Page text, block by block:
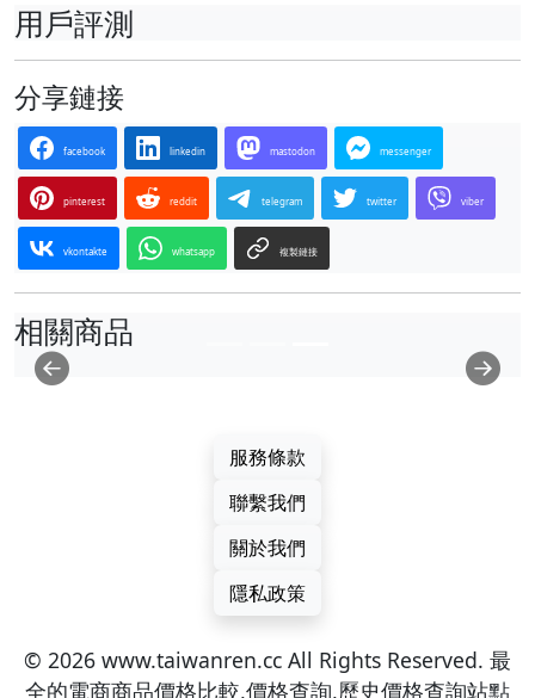
用戶評測
分享鏈接
facebook linkedin mastodon messenger
pinterest reddit telegram twitter viber
vkontakte whatsapp 複製鏈接
相關商品
Previous
服務條款
聯繫我們
關於我們
隱私政策
© 2026 www.taiwanren.cc All Rights Reserved. 最
全的電商商品價格比較,價格查詢,歷史價格查詢站點